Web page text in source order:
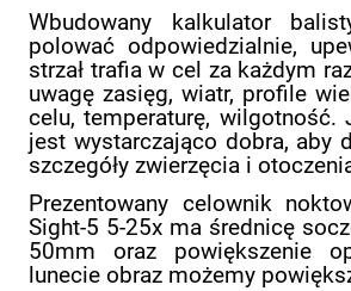
Wbudowany kalkulator
polować odpowiedzialnie,
strzał trafia w cel za każdym
uwagę zasięg, wiatr, profile
celu, temperaturę, wilgotność.
jest wystarczająco dobra, aby
szczegóły zwierzęcia i
Prezentowany celownik
Sight-5 5-25x ma średnicę
50mm oraz powiększenie
lunecie obraz możemy